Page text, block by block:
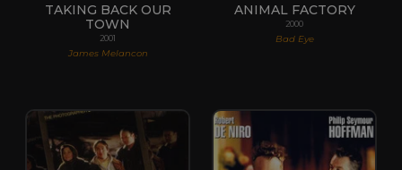
TAKING BACK OUR
TOWN
2001
James Melancon
ANIMAL FACTORY
2000
Bad Eye